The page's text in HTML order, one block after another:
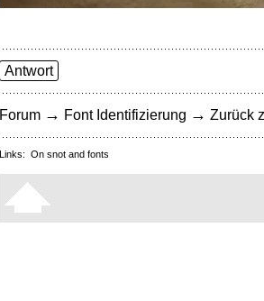
Antwort
Forum → Font Identifizierung → Zurück
Links: On snot and fonts